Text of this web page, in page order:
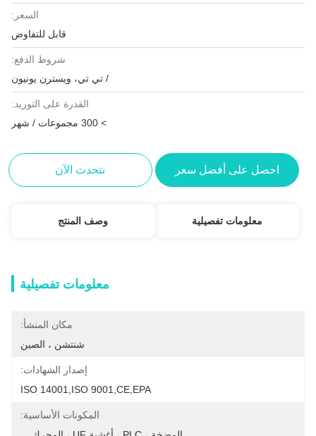
السعر:
قابل للتفاوض
شروط الدفع:
/ تي تي، ويسترن يونيون
القدرة على التوريد:
> 300 مجموعات / شهر
احصل على أفضل سعر نتحدث الآن
معلومات تفصيلية وصف المنتج
معلومات تفصيلية
مكان المنشأ:
شنتشن ، الصين
إصدار الشهادات:
ISO 14001,ISO 9001,CE,EPA
المكونات الأساسية: